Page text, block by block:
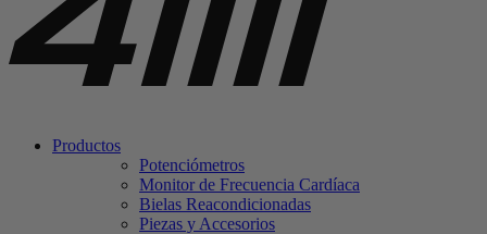
Productos
Potenciómetros
Monitor de Frecuencia Cardíaca
Bielas Reacondicionadas
Piezas y Accesorios